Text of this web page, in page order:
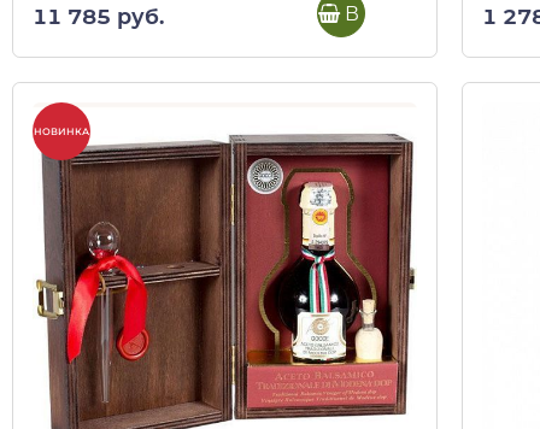
11 785 руб. В корзину 1
НОВИНКА